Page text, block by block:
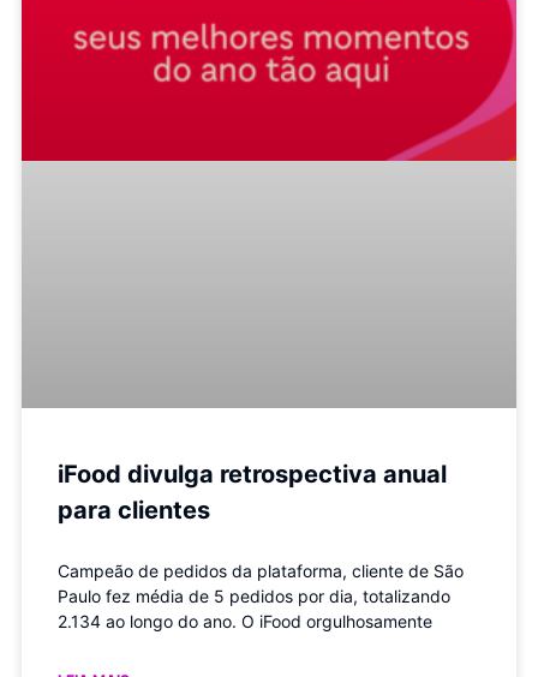
iFood divulga retrospectiva anual
para clientes
Campeão de pedidos da plataforma, cliente de São
Paulo fez média de 5 pedidos por dia, totalizando
2.134 ao longo do ano. O iFood orgulhosamente